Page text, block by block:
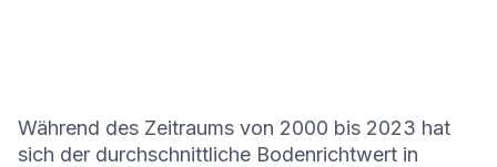
Während des Zeitraums von 2000 bis 2023 hat
sich der durchschnittliche Bodenrichtwert in